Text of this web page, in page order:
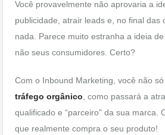
Você provavelmente não aprovaria a
publicidade, atrair leads e, no final das
nada. Parece muito estranha a ideia
não seus consumidores. Certo?
Com o Inbound Marketing, você não
tráfego orgânico, como passará a
qualificado e “parceiro” da sua marca.
que realmente compra o seu produto!